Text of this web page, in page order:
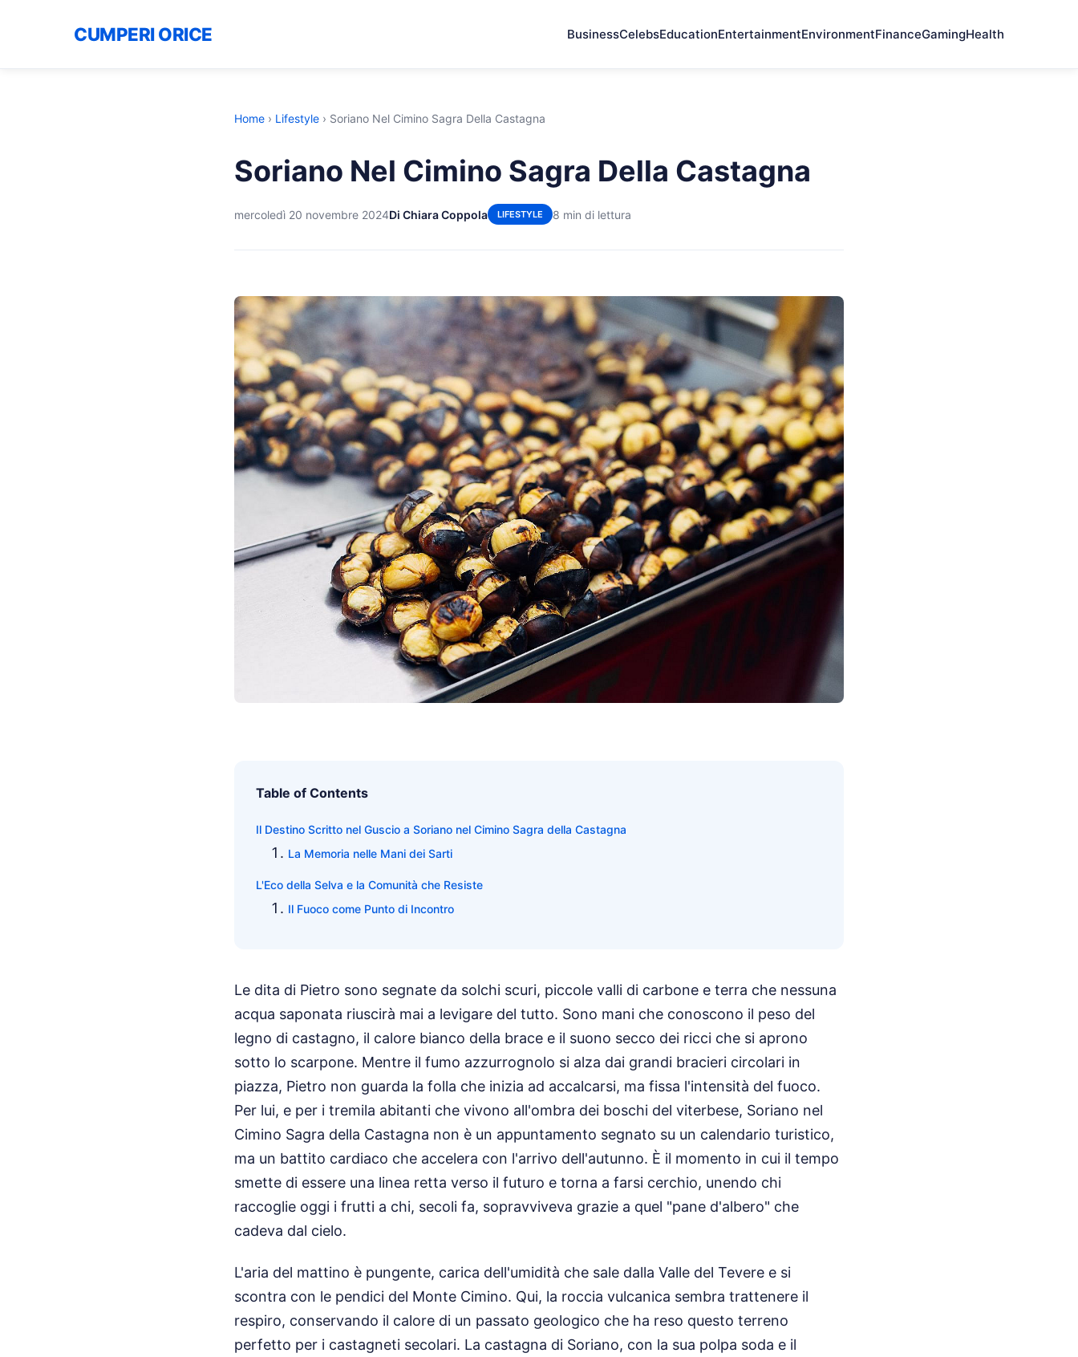
CUMPERI ORICE BusinessCelebsEducationEntertainmentEnvironmentFinanceGamingHealth
Home › Lifestyle › Soriano Nel Cimino Sagra Della Castagna
Soriano Nel Cimino Sagra Della Castagna
mercoledì 20 novembre 2024Di Chiara Coppola LIFESTYLE 8 min di lettura
Table of Contents
Il Destino Scritto nel Guscio a Soriano nel Cimino Sagra della Castagna
La Memoria nelle Mani dei Sarti
L'Eco della Selva e la Comunità che Resiste
Il Fuoco come Punto di Incontro
Le dita di Pietro sono segnate da solchi scuri, piccole valli di carbone e terra che nessuna
acqua saponata riuscirà mai a levigare del tutto. Sono mani che conoscono il peso del
legno di castagno, il calore bianco della brace e il suono secco dei ricci che si aprono
sotto lo scarpone. Mentre il fumo azzurrognolo si alza dai grandi bracieri circolari in
piazza, Pietro non guarda la folla che inizia ad accalcarsi, ma fissa l'intensità del fuoco.
Per lui, e per i tremila abitanti che vivono all'ombra dei boschi del viterbese, Soriano nel
Cimino Sagra della Castagna non è un appuntamento segnato su un calendario turistico,
ma un battito cardiaco che accelera con l'arrivo dell'autunno. È il momento in cui il tempo
smette di essere una linea retta verso il futuro e torna a farsi cerchio, unendo chi
raccoglie oggi i frutti a chi, secoli fa, sopravviveva grazie a quel "pane d'albero" che
cadeva dal cielo.
L'aria del mattino è pungente, carica dell'umidità che sale dalla Valle del Tevere e si
scontra con le pendici del Monte Cimino. Qui, la roccia vulcanica sembra trattenere il
respiro, conservando il calore di un passato geologico che ha reso questo terreno
perfetto per i castagneti secolari. La castagna di Soriano, con la sua polpa soda e il